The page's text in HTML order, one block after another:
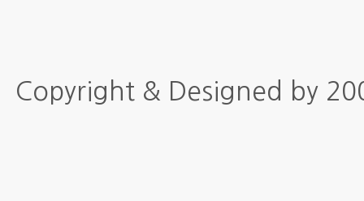
Copyright & Designed by